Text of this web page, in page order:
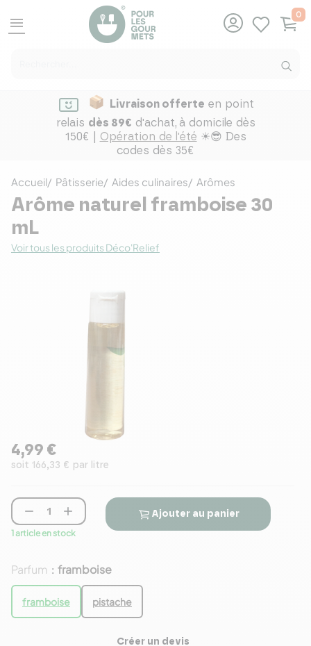
menu
0
Livraison offerte en point
relais dès 89€ d'achat, à domicile dès
150€ | Opération de l'été ☀😎 Des
codes dès 35€
Accueil Pâtisserie Aides culinaires Arômes
Arôme naturel framboise 30
mL
Voir tous les produits Déco'Relief
4,99 €
soit 166,33 € par litre
Parfum : framboise
framboise pistache
 
1 article en stock
Ajouter au panier
Créer un devis